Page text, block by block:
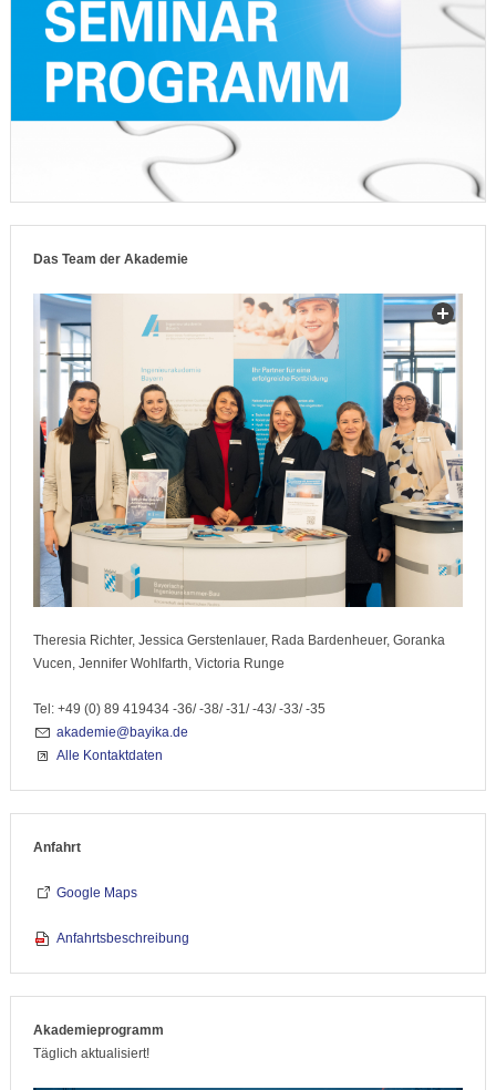
Das Team der Akademie
Theresia Richter, Jessica Gerstenlauer, Rada Bardenheuer, Goranka
Vucen, Jennifer Wohlfarth, Victoria Runge
Tel: +49 (0) 89 419434 -36/ -38/ -31/ -43/ -33/ -35
akademie@bayika.de
Alle Kontaktdaten
Anfahrt
Google Maps
Anfahrtsbeschreibung
Akademieprogramm
Täglich aktualisiert!